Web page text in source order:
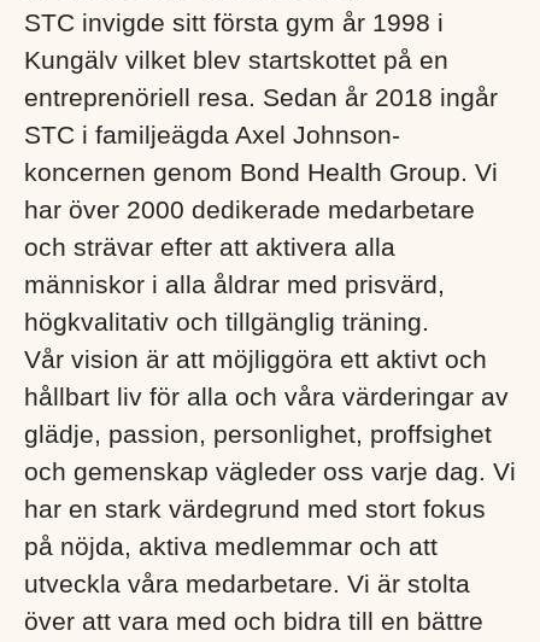
STC invigde sitt första gym år 1998 i
Kungälv vilket blev startskottet på en
entreprenöriell resa. Sedan år 2018 ingår
STC i familjeägda Axel Johnson-
koncernen genom Bond Health Group. Vi
har över 2000 dedikerade medarbetare
och strävar efter att aktivera alla
människor i alla åldrar med prisvärd,
högkvalitativ och tillgänglig träning.
Vår vision är att möjliggöra ett aktivt och
hållbart liv för alla och våra värderingar av
glädje, passion, personlighet, proffsighet
och gemenskap vägleder oss varje dag. Vi
har en stark värdegrund med stort fokus
på nöjda, aktiva medlemmar och att
utveckla våra medarbetare. Vi är stolta
över att vara med och bidra till en bättre